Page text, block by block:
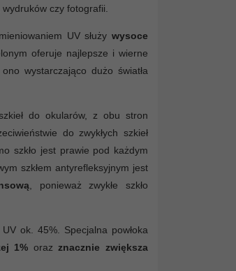
czy fotografii.
UV służy wysoce
oferuje najlepsze i wierne
wystarczająco dużo światła
do okularów, z obu stron
do zwykłych szkieł
szkło jest prawie pod każdym
szkłem antyrefleksyjnym jest
, ponieważ zwykłe szkło
ok. 45%. Specjalna powłoka
1% orazznacznie zwiększa